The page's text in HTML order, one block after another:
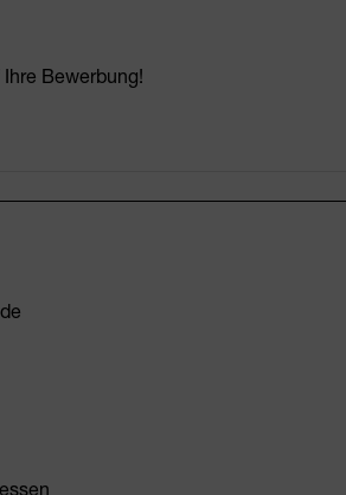
Bewerbung!